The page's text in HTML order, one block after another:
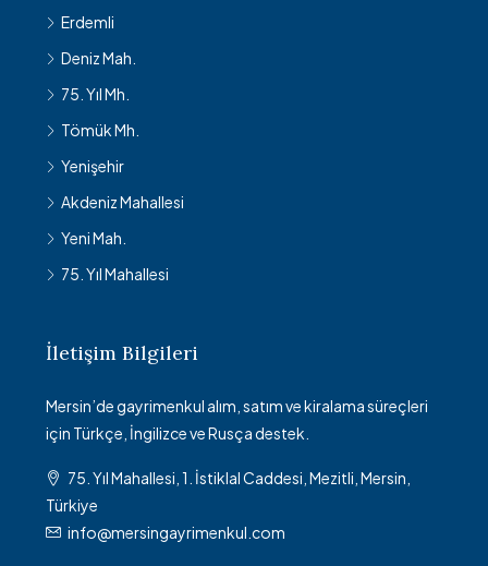
Erdemli
Deniz Mah.
75. Yıl Mh.
Tömük Mh.
Yenişehir
Akdeniz Mahallesi
Yeni Mah.
75. Yıl Mahallesi
İletişim Bilgileri
Mersin’de gayrimenkul alım, satım ve kiralama süreçleri
için Türkçe, İngilizce ve Rusça destek.
75. Yıl Mahallesi, 1. İstiklal Caddesi, Mezitli, Mersin,
Türkiye
info@mersingayrimenkul.com